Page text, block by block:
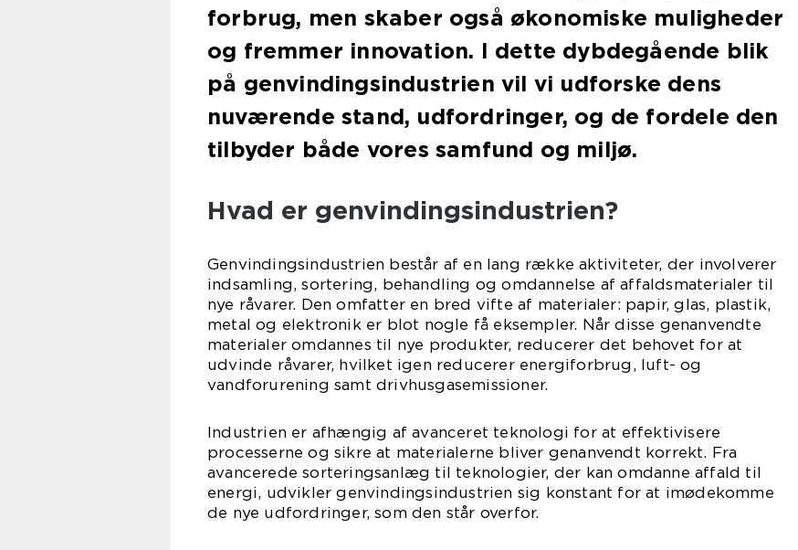
forbrug, men skaber også økonomiske muligheder
og fremmer innovation. I dette dybdegående blik
på genvindingsindustrien vil vi udforske dens
nuværende stand, udfordringer, og de fordele den
tilbyder både vores samfund og miljø.
Hvad er genvindingsindustrien?
Genvindingsindustrien består af en lang række aktiviteter, der involverer
indsamling, sortering, behandling og omdannelse af affaldsmaterialer til
nye råvarer. Den omfatter en bred vifte af materialer: papir, glas, plastik,
metal og elektronik er blot nogle få eksempler. Når disse genanvendte
materialer omdannes til nye produkter, reducerer det behovet for at
udvinde råvarer, hvilket igen reducerer energiforbrug, luft- og
vandforurening samt drivhusgasemissioner.
Industrien er afhængig af avanceret teknologi for at effektivisere
processerne og sikre at materialerne bliver genanvendt korrekt. Fra
avancerede sorteringsanlæg til teknologier, der kan omdanne affald til
energi, udvikler genvindingsindustrien sig konstant for at imødekomme
de nye udfordringer, som den står overfor.